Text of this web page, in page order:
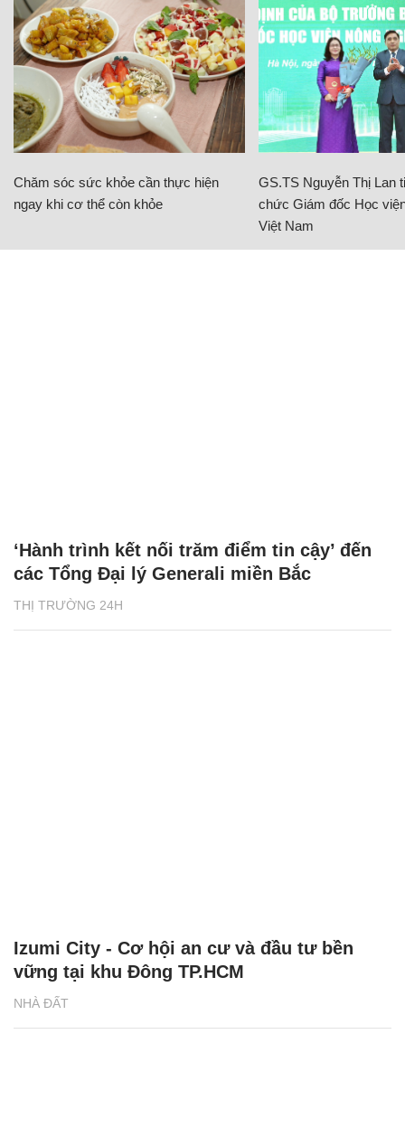
Chăm sóc sức khỏe cần thực hiện
ngay khi cơ thể còn khỏe
GS.TS Nguyễn Thị Lan
chức Giám đốc Học
Việt Nam
THỊ TRƯỜNG 24H
‘Hành trình kết nối trăm điểm tin cậy’ đến
các Tổng Đại lý Generali miền Bắc
NHÀ ĐẤT
Izumi City - Cơ hội an cư và đầu tư bền
vững tại khu Đông TP.HCM